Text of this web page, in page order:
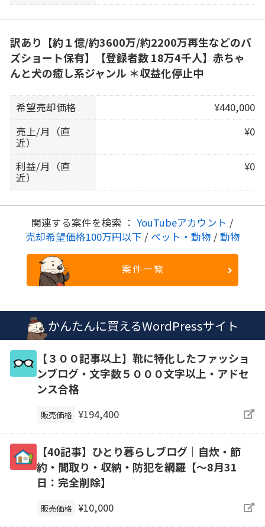
訳あり【約１億/約3600万/約2200万再生などのバ
ズショート保有】【登録者数 18万4千人】赤ちゃ
んと犬の癒し系ジャンル ＊収益化停止中
希望売却価格
¥440,000
売上/月（直
近）
¥0
利益/月（直
近）
¥0
関連する案件を検索 ： YouTubeアカウント /
売却希望価格100万円以下 / ペット・動物 / 動物
案件一覧
かんたんに買えるWordPressサイト
【３００記事以上】靴に特化したファッショ
ンブログ・文字数５０００文字以上・アドセ
ンス合格
販売価格 ¥194,400
【40記事】ひとり暮らしブログ｜自炊・節
約・間取り・収納・防犯を網羅【～8月31
日：完全削除】
販売価格 ¥10,000